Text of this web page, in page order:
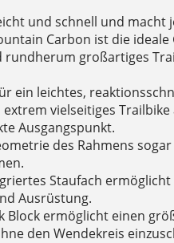
und schnell und macht
Carbon ist die
rundherum großartiges
ein leichtes,
vielseitiges
Ausgangspunkt.
des Rahmens
Staufach ermöglicht
Ausrüstung.
Block ermöglicht einen
den Wendekreis